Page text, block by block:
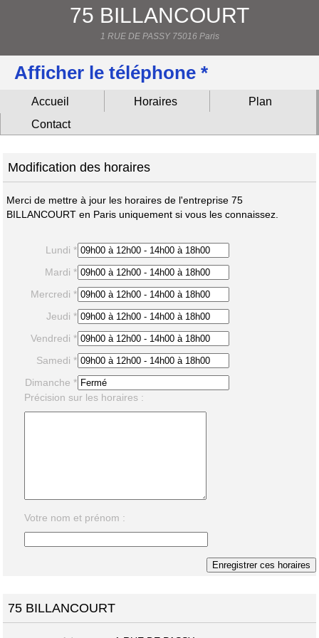
75 BILLANCOURT
1 RUE DE PASSY 75016 Paris
Afficher le téléphone *
Accueil Horaires
Plan
Contact
Modification des horaires
Merci de mettre à jour les horaires de l'entreprise 75
BILLANCOURT en Paris uniquement si vous les connaissez.
Lundi *
Mardi *
Mercredi *
Jeudi *
Vendredi *
Samedi *
Dimanche *
Précision sur les horaires :
Votre nom et prénom :
75 BILLANCOURT